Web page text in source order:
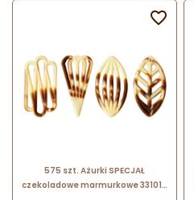
575 szt. Ażurki SPECJAŁ
czekoladowe marmurkowe 331015
